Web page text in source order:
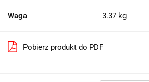
Waga 3.37 kg
Pobierz produkt do PDF